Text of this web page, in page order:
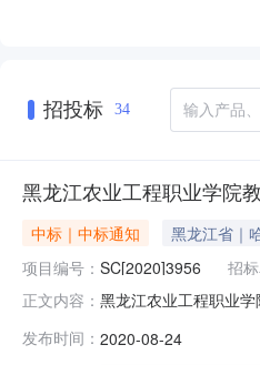
招投标 34
黑龙江农业工程职业学院
中标｜中标通知 黑龙江省｜
项目编号： SC[2020]3956 招
正文内容： 黑龙江农业工程职业
理平台软件采购及服
发布时间： 2020-08-24